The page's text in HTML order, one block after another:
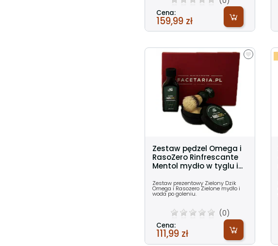
Cena:
159,99 zł
Zestaw pędzel Omega i
RasoZero Rinfrescante
Mentol mydło w tyglu i...
Zestaw prezentowy Zielony Dzik
Omega i Rasozero Zielone mydło i
woda po goleniu.
(0)
Cena:
111,99 zł